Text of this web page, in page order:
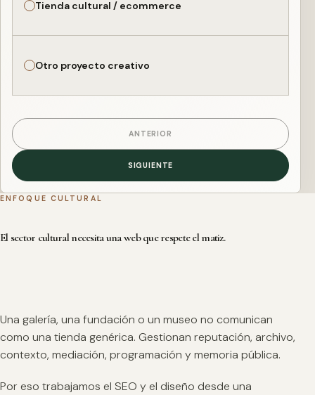
Tienda cultural / ecommerce
Otro proyecto creativo
ANTERIOR
SIGUIENTE
ENFOQUE CULTURAL
El sector cultural necesita una web que respete el matiz.
Una galería, una fundación o un museo no comunican
como una tienda genérica. Gestionan reputación, archivo,
contexto, mediación, programación y memoria pública.
Por eso trabajamos el SEO y el diseño desde una